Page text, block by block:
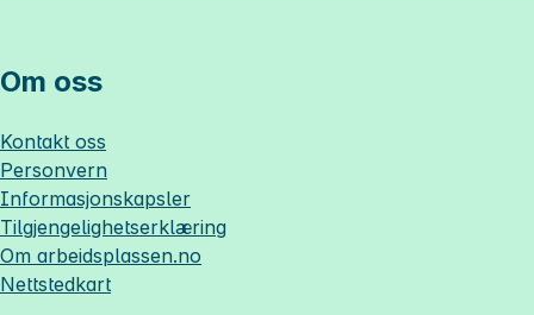
Om oss
Kontakt oss
Personvern
Informasjonskapsler
Tilgjengelighetserklæring
Om arbeidsplassen.no
Nettstedkart